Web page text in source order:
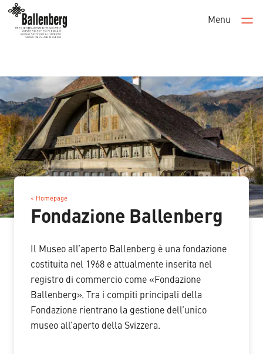
Menu
< Homepage
Fondazione Ballenberg
Il Museo all’aperto Ballenberg è una fondazione
costituita nel 1968 e attualmente inserita nel
registro di commercio come «Fondazione
Ballenberg». Tra i compiti principali della
Fondazione rientrano la gestione dell’unico
museo all’aperto della Svizzera.